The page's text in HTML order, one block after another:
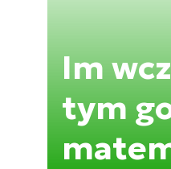
Im
tym